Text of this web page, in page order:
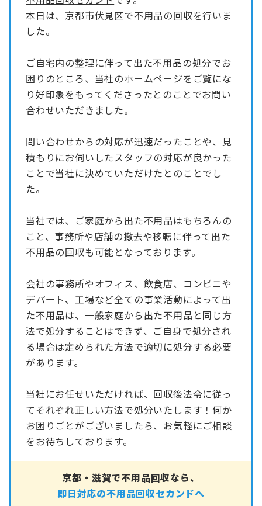
本日は、京都市伏見区で不用品の回収を行いま
した。
ご自宅内の整理に伴って出た不用品の処分でお
困りのところ、当社のホームページをご覧にな
り好印象をもってくださったとのことでお問い
合わせいただきました。
問い合わせからの対応が迅速だったことや、見
積もりにお伺いしたスタッフの対応が良かった
ことで当社に決めていただけたとのことでし
た。
当社では、ご家庭から出た不用品はもちろんの
こと、事務所や店舗の撤去や移転に伴って出た
不用品の回収も可能となっております。
会社の事務所やオフィス、飲食店、コンビニや
デパート、工場など全ての事業活動によって出
た不用品は、一般家庭から出た不用品と同じ方
法で処分することはできず、ご自身で処分され
る場合は定められた方法で適切に処分する必要
があります。
当社にお任せいただければ、回収後法令に従っ
てそれぞれ正しい方法で処分いたします！何か
お困りごとがございましたら、お気軽にご相談
をお待ちしております。
京都・滋賀で不用品回収なら、
即日対応の不用品回収セカンドへ